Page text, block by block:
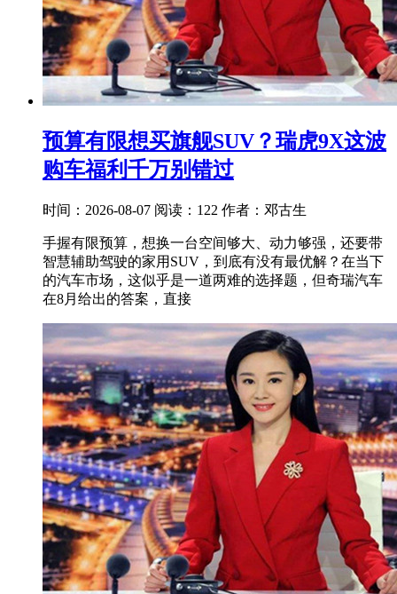
预算有限想买旗舰SUV？瑞虎9X这波
购车福利千万别错过
时间：2026-08-07 阅读：122 作者：邓古生
手握有限预算，想换一台空间够大、动力够强，还要带
智慧辅助驾驶的家用SUV，到底有没有最优解？在当下
的汽车市场，这似乎是一道两难的选择题，但奇瑞汽车
在8月给出的答案，直接